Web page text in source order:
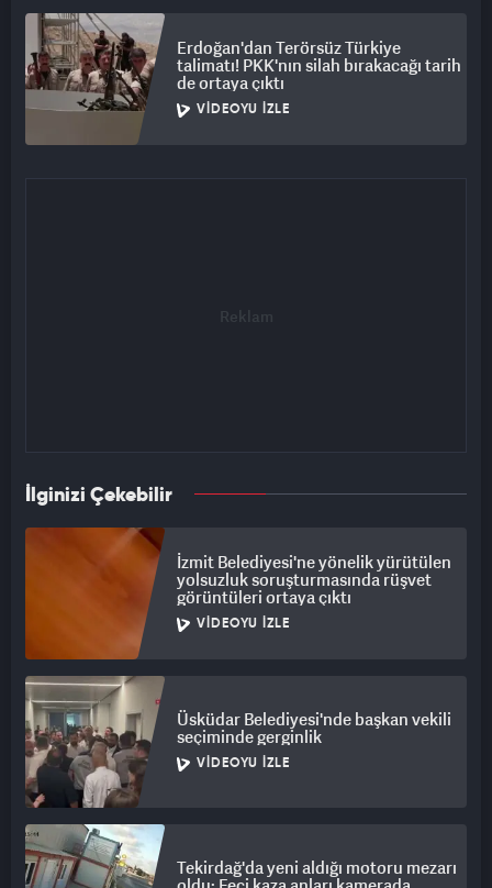
Erdoğan'dan Terörsüz Türkiye
talimatı! PKK'nın silah bırakacağı tarih
de ortaya çıktı
VIDEOYU İZLE
İlginizi Çekebilir
İzmit Belediyesi'ne yönelik yürütülen
yolsuzluk soruşturmasında rüşvet
görüntüleri ortaya çıktı
VIDEOYU İZLE
Üsküdar Belediyesi'nde başkan vekili
seçiminde gerginlik
VIDEOYU İZLE
Tekirdağ'da yeni aldığı motoru mezarı